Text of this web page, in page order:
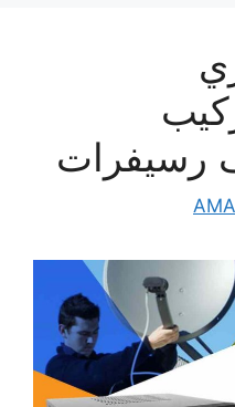
تركيب
رسيفرات